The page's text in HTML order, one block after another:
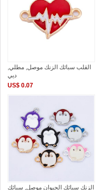
القلب سبائك الزنك موصل, مطلي,
ديي
US$ 0.07
الزنك سبائك الحيوان موصل, سبائك